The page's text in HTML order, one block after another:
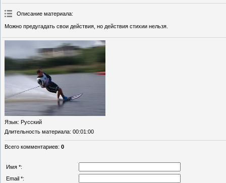
Описание материала:
Можно предугадать свои действия, но действия стихии нельзя.
Язык: Русский
Длительность материала: 00:01:00
Всего комментариев: 0
Имя *:
Email *: